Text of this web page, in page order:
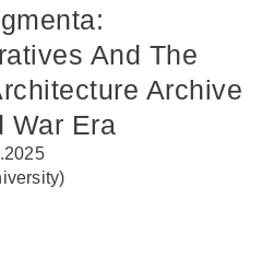
And The
Archive
War Era